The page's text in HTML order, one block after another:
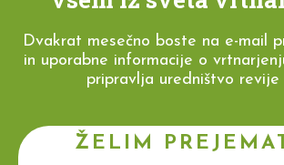
Dvakrat mesečno boste na e-mail
in uporabne informacije o
pripravlja uredništvo revije
ŽELIM